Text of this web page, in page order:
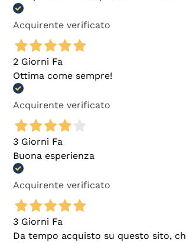
Acquirente verificato
2 Giorni Fa
Ottima come sempre!
Acquirente verificato
3 Giorni Fa
Buona esperienza
Acquirente verificato
3 Giorni Fa
Da tempo acquisto su questo sito,